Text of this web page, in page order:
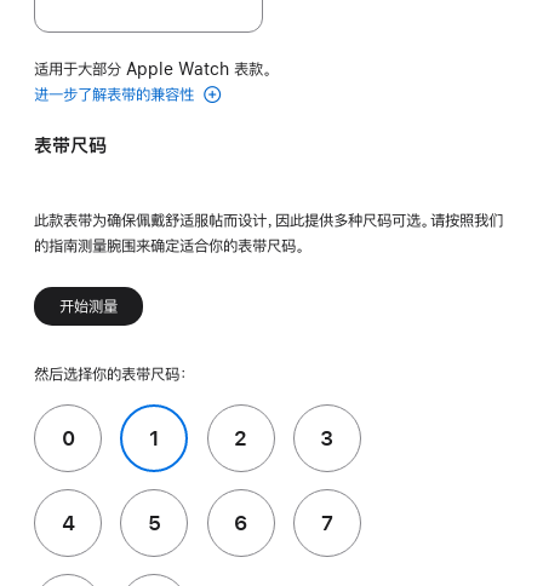
适用于大部分 Apple Watch 表款。
进一步了解表带的兼容性
表带尺码
此款表带为确保佩戴舒适服帖而设计，因此提供多种尺码可选。请按照我们
的指南测量腕围来确定适合你的表带尺码。
开始测量
然后选择你的表带尺码：
0 1 2 3
4 5 6 7